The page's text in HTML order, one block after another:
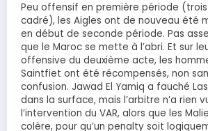
Peu offensif en première période (trois
cadré), les Aigles ont de nouveau été
en début de seconde période. Pas
que le Maroc se mette à l’abri. Et sur
offensive du deuxième acte, les
Saintfiet ont été récompensés, non
confusion. Jawad El Yamiq a fauché
dans la surface, mais l’arbitre n’a rien
l’intervention du VAR, alors que les
colère, pour qu’un penalty soit